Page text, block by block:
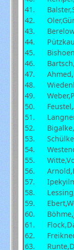
41.
42.
43.
44.
45.
46.
47.
48.
49.
50.
51.
52.
53.
54.
55.
56.
57.
58.
59.
60.
61.
62.
63.